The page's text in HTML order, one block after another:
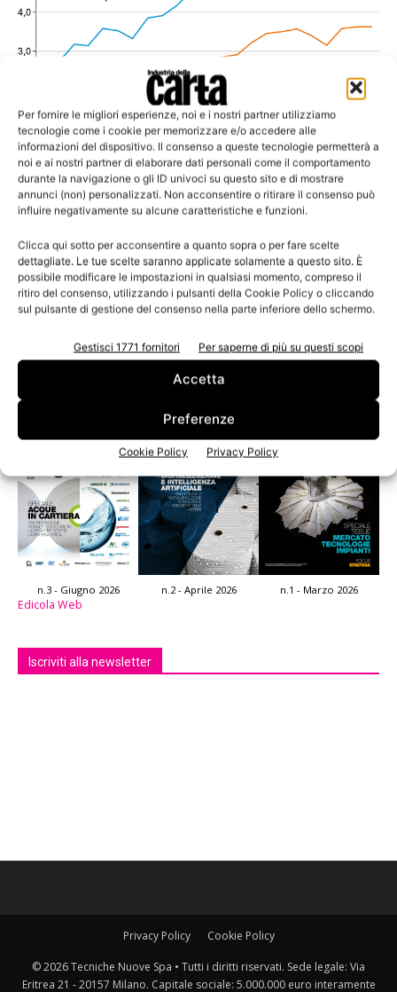
Per fornire le migliori esperienze, noi e i nostri partner utilizziamo
tecnologie come i cookie per memorizzare e/o accedere alle
informazioni del dispositivo. Il consenso a queste tecnologie permetterà a
noi e ai nostri partner di elaborare dati personali come il comportamento
durante la navigazione o gli ID univoci su questo sito e di mostrare
annunci (non) personalizzati. Non acconsentire o ritirare il consenso può
influire negativamente su alcune caratteristiche e funzioni.
Clicca qui sotto per acconsentire a quanto sopra o per fare scelte
dettagliate. Le tue scelte saranno applicate solamente a questo sito. È
possibile modificare le impostazioni in qualsiasi momento, compreso il
ritiro del consenso, utilizzando i pulsanti della Cookie Policy o cliccando
sul pulsante di gestione del consenso nella parte inferiore dello schermo.
Gestisci 1771 fornitori Per saperne di più su questi scopi
Accetta
Preferenze
Cookie Policy Privacy Policy
Assocarta
Un’analisi italiana ed Europea del settore. La
carta tra crisi e...
Un 2012 che è andato peggio del 2011 e che non ha
migliorato la vita agli italiani. Queste sono state le premesse
del Presidente di Assocarta, Paolo Culicchi, durante la sua
relazione all’assemblea annuale dell’associazione.
n.3 - Giugno 2026 n.2 - Aprile 2026 n.1 - Marzo 2026
Edicola Web
Iscriviti alla newsletter
Privacy Policy Cookie Policy
© 2026 Tecniche Nuove Spa • Tutti i diritti riservati. Sede legale: Via
Eritrea 21 - 20157 Milano. Capitale sociale: 5.000.000 euro interamente